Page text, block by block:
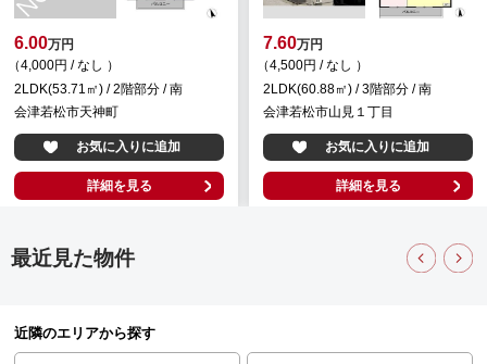
6.00万円
（4,000円 / なし ）
2LDK(53.71㎡) / 2階部分 / 南
会津若松市天神町
お気に入りに追加
詳細を見る
7.60万円
（4,500円 / なし ）
2LDK(60.88㎡) / 3階部分 / 南
会津若松市山見１丁目
お気に入りに追加
詳細を見る
最近見た物件
近隣のエリアから探す